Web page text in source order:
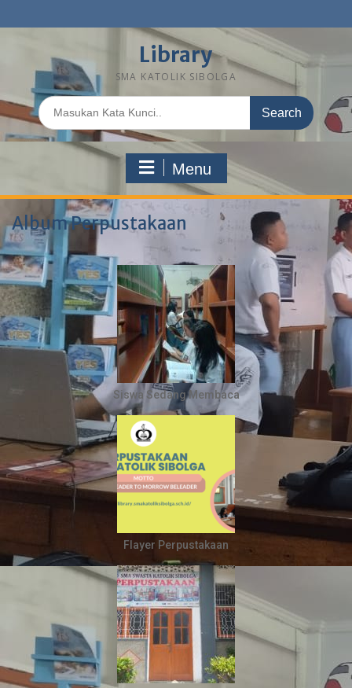
Library
SMA KATOLIK SIBOLGA
Menu
Album Perpustakaan
Siswa Sedang Membaca
Flayer Perpustakaan